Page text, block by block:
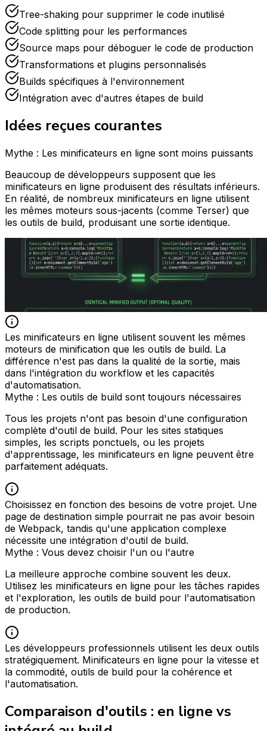
Tree-shaking pour supprimer le code inutilisé
Code splitting pour les performances
Source maps pour déboguer le code de production
Transformations et plugins personnalisés
Builds spécifiques à l'environnement
Intégration avec d'autres étapes de build
Idées reçues courantes
Mythe : Les minificateurs en ligne sont moins puissants
Beaucoup de développeurs supposent que les
minificateurs en ligne produisent des résultats inférieurs.
En réalité, de nombreux minificateurs en ligne utilisent
les mêmes moteurs sous-jacents (comme Terser) que
les outils de build, produisant une sortie identique.
Les minificateurs en ligne utilisent souvent les mêmes
moteurs de minification que les outils de build. La
différence n'est pas dans la qualité de la sortie, mais
dans l'intégration du workflow et les capacités
d'automatisation.
Mythe : Les outils de build sont toujours nécessaires
Tous les projets n'ont pas besoin d'une configuration
complète d'outil de build. Pour les sites statiques
simples, les scripts ponctuels, ou les projets
d'apprentissage, les minificateurs en ligne peuvent être
parfaitement adéquats.
Choisissez en fonction des besoins de votre projet. Une
page de destination simple pourrait ne pas avoir besoin
de Webpack, tandis qu'une application complexe
nécessite une intégration d'outil de build.
Mythe : Vous devez choisir l'un ou l'autre
La meilleure approche combine souvent les deux.
Utilisez les minificateurs en ligne pour les tâches rapides
et l'exploration, les outils de build pour l'automatisation
de production.
Les développeurs professionnels utilisent les deux outils
stratégiquement. Minificateurs en ligne pour la vitesse et
la commodité, outils de build pour la cohérence et
l'automatisation.
Comparaison d'outils : en ligne vs